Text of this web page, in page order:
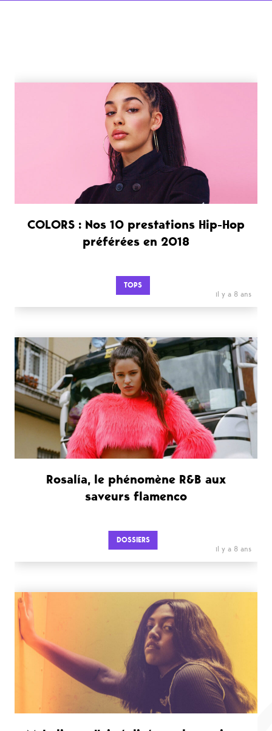
COLORS : Nos 10 prestations Hip-Hop
préférées en 2018
TOPS
il y a 8 ans
Rosalía, le phénomène R&B aux
saveurs flamenco
DOSSIERS
il y a 8 ans